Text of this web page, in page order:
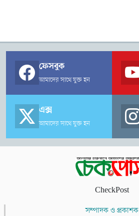
ফেসবুক
আমাদের সাথে যুক্ত হন
এক্স
আমাদের সাথে যুক্ত হন
CheckPost
সম্পাদক ও প্রকাশক